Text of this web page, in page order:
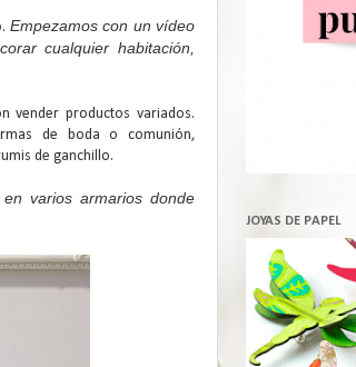
Empezamos con un vídeo
cualquier habitación,
vender productos variados.
de boda o comunión,
de ganchillo.
varios armarios donde
JOYAS DE PAPEL